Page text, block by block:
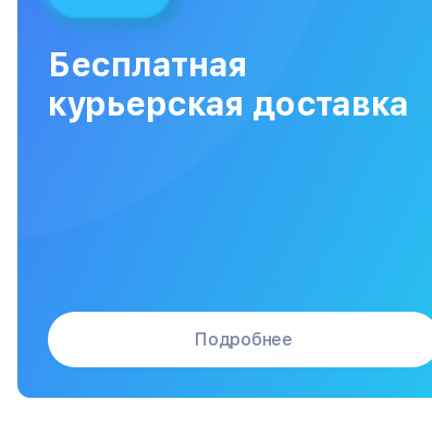
Замена материнской платы
Сборка / разборка принтера
Бесплатная
курьерская доставка
Подробнее